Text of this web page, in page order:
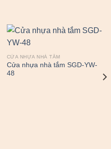
CỬA NHỰA NHÀ TẮM
Cửa nhựa nhà tắm SGD-YW-
48